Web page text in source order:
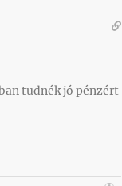
tudnék jó pénzért